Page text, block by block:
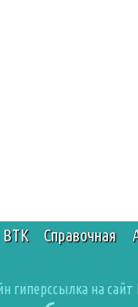
ВТК Справочная
гиперссылка на